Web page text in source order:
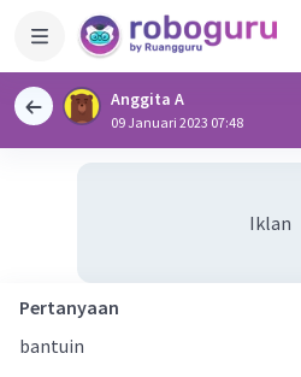
Anggita A
09 Januari 2023 07:48
Iklan
Pertanyaan
bantuin